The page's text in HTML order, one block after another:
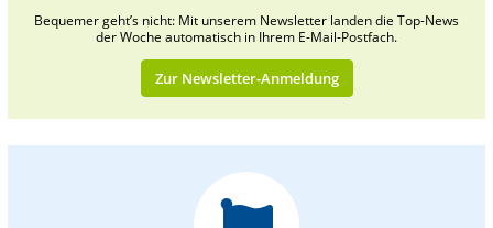
Bequemer geht’s nicht: Mit unserem Newsletter landen die Top-News
der Woche automatisch in Ihrem E-Mail-Postfach.
Zur Newsletter-Anmeldung